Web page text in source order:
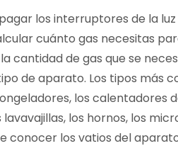
los interruptores de la
cuánto gas necesitas
cantidad de gas que se
de aparato. Los tipos más
los calentadores
los hornos, los
conocer los vatios del